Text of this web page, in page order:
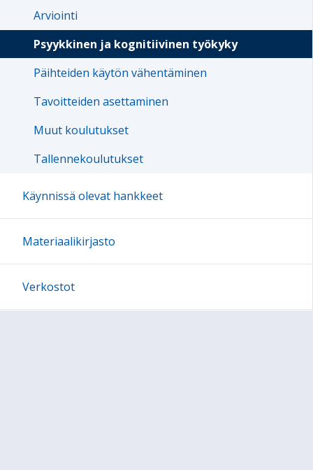
Arviointi
Psyykkinen ja kognitiivinen työkyky
Päihteiden käytön vähentäminen
Tavoitteiden asettaminen
Muut koulutukset
Tallennekoulutukset
Käynnissä olevat hankkeet
Materiaalikirjasto
Verkostot